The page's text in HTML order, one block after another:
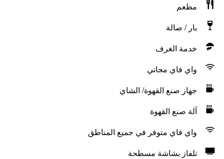
مطعم
بار / صالة
خدمة الغرف
واي فاي مجاني
جهاز صنع القهوة/ الشاي
آلة صنع القهوة
واي فاي متوفر في جميع المناطق
تلفاز بشاشة مسطحة